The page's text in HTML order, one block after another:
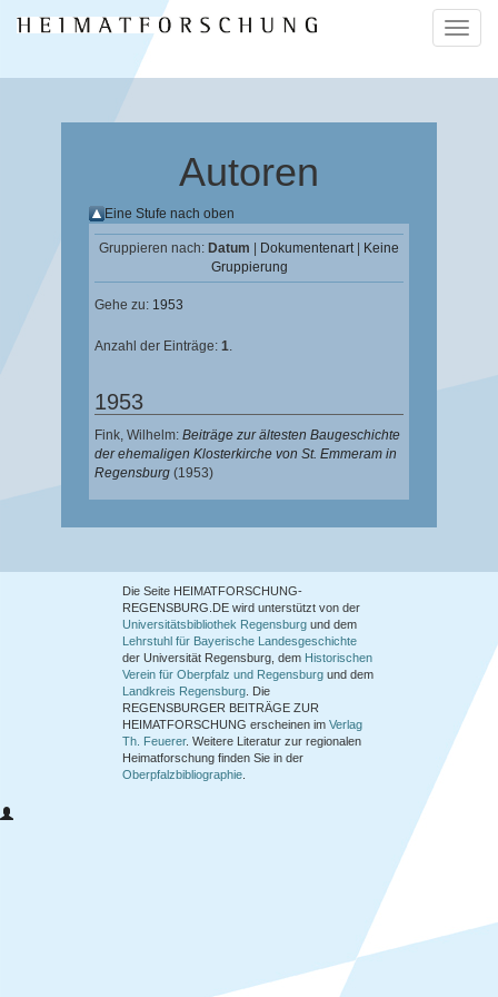
ein-/
Autoren
Eine Stufe nach oben
Gruppieren nach: Datum Dokumentenart|
Keine
Gruppierung
Gehe zu: 1953
Anzahl der Einträge: 1.
1953
Fink, Wilhelm: Beiträge zur ältesten Baugeschichte
der ehemaligen Klosterkirche von St. Emmeram in
Regensburg (1953)
Die Seite HEIMATFORSCHUNG-
REGENSBURG.DE wird unterstützt von der
Universitätsbibliothek Regensburg und dem
Lehrstuhl für Bayerische Landesgeschichte
der Universität Regensburg, dem Historischen
Verein für Oberpfalz und Regensburg und dem
Landkreis Regensburg . Die
REGENSBURGER BEITRÄGE ZUR
HEIMATFORSCHUNG erscheinen im Verlag
Th. Feuerer. Weitere Literatur zur regionalen
Heimatforschung finden Sie in der
Oberpfalzbibliographie